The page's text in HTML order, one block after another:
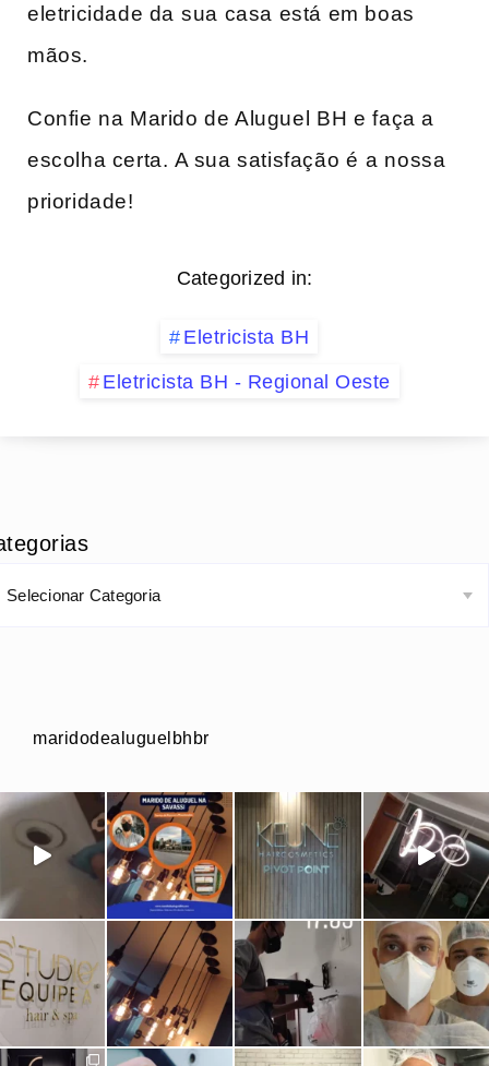
eletricidade da⁣ sua‌ casa está em boas
mãos.
Confie na Marido de Aluguel⁢ BH e faça a
escolha certa. ⁤A sua satisfação⁢ é ⁣a nossa
prioridade!
Categorized in:
Eletricista BH
Eletricista BH - Regional Oeste
maridodealuguelbhbr